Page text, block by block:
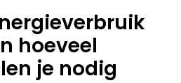
hoeveel
je nodig